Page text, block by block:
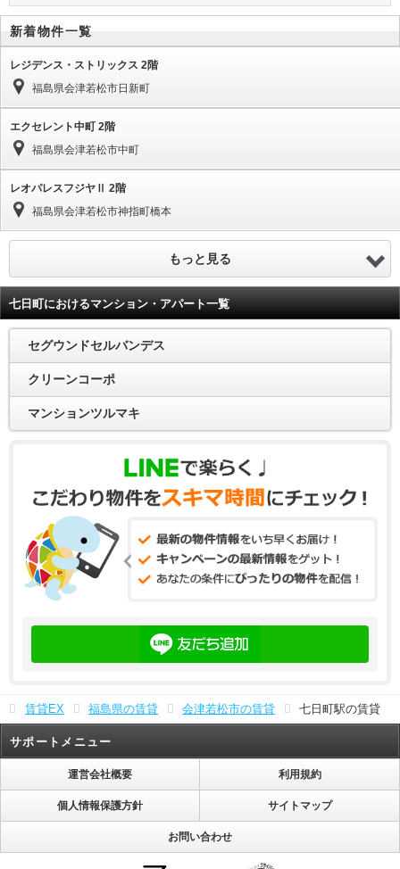
新着物件一覧
レジデンス・ストリックス 2階
福島県会津若松市日新町
エクセレント中町 2階
福島県会津若松市中町
レオパレスフジヤⅡ 2階
福島県会津若松市神指町橋本
もっと見る
七日町におけるマンション・アパート一覧
セグウンドセルバンデス
クリーンコーポ
マンションツルマキ
賃貸EX 福島県の賃貸 会津若松市の賃貸 七日町駅の賃貸
サポートメニュー
運営会社概要 利用規約
個人情報保護方針 サイトマップ
お問い合わせ